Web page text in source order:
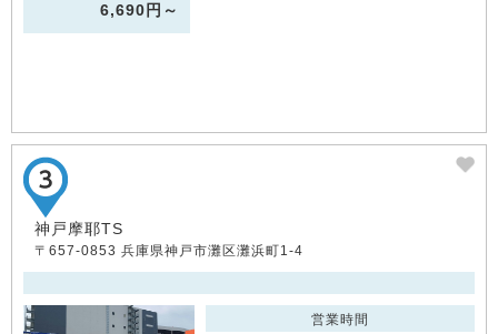
6,690円～
神戸摩耶TS
〒657-0853 兵庫県神戸市灘区灘浜町1-4
営業時間